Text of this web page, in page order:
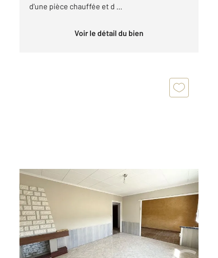
d'une pièce chauffée et d ...
Voir le détail du bien
CHATELLERAULT 86
65,35 m
, 4 pièces
Ref : 11858
Maison à vendre
79 400 €